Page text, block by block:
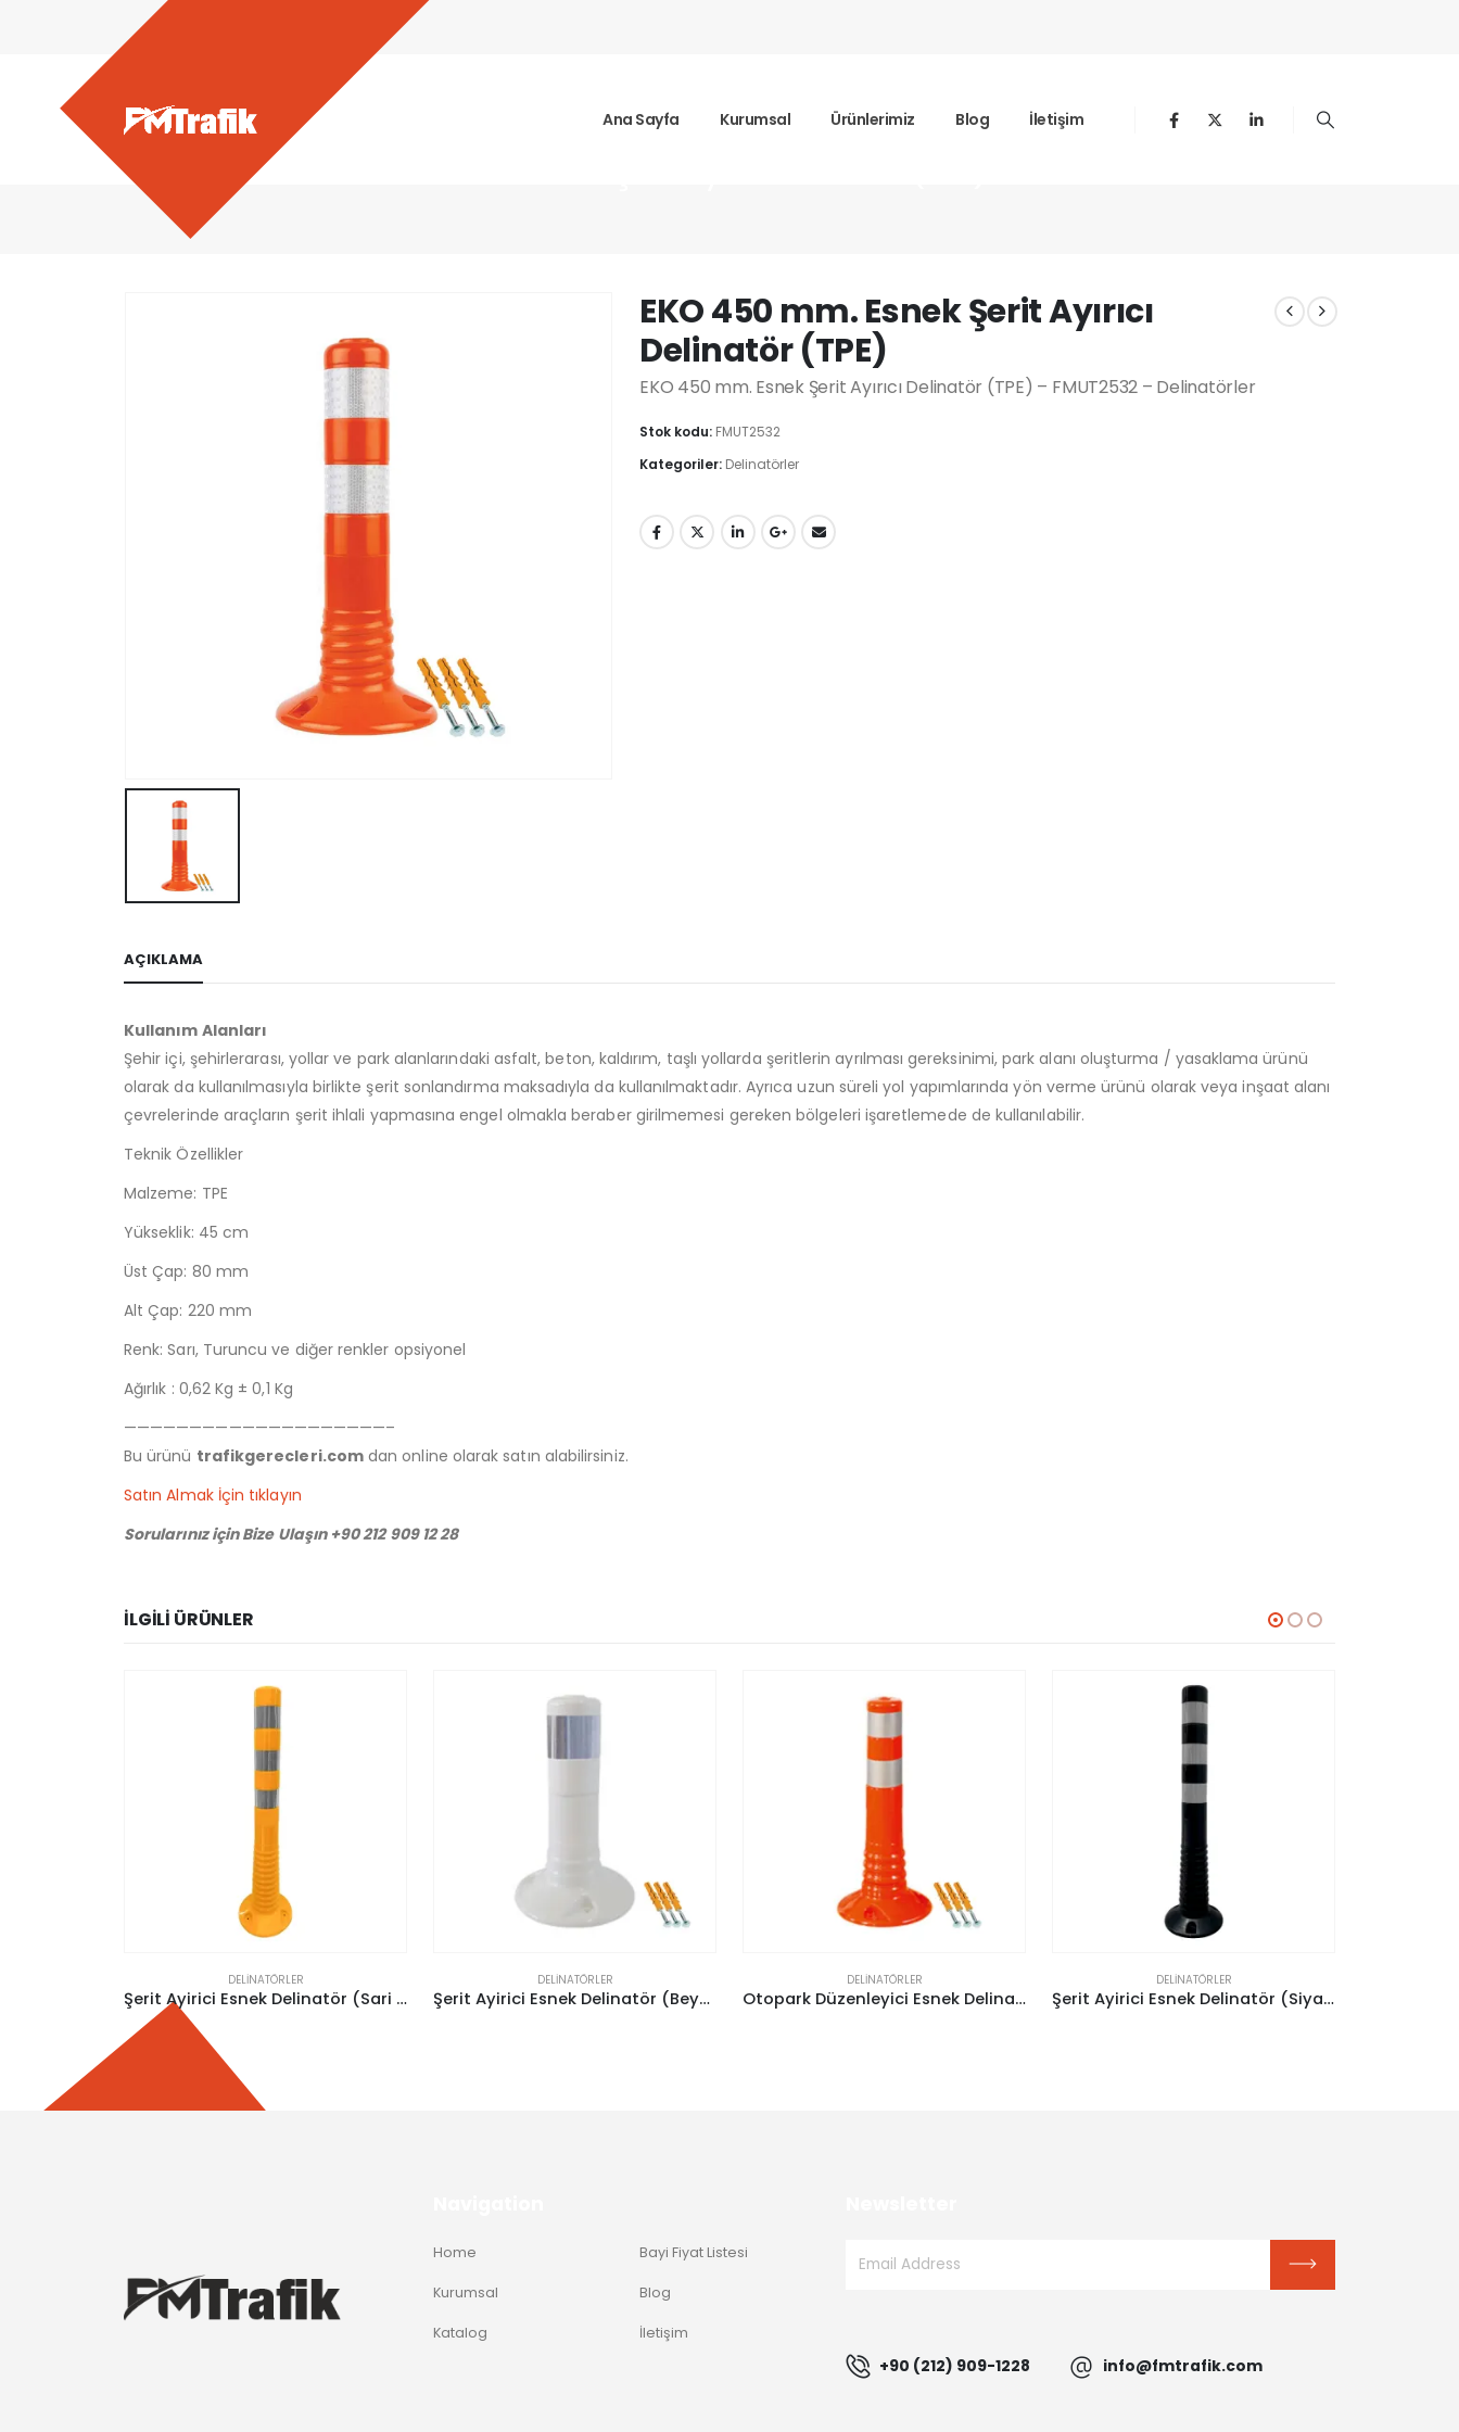
Ana Sayfa Kurumsal Ürünlerimiz Blog İletişim
Ürünlerimiz - EKO 450 mm. Esnek Şerit Ayırıcı Delinatör (TPE)
EKO 450 mm. Esnek Şerit Ayırıcı
Delinatör (TPE)
EKO 450 mm. Esnek Şerit Ayırıcı Delinatör (TPE) – FMUT2532 – Delinatörler
Stok kodu: FMUT2532
Kategoriler: Delinatörler
AÇIKLAMA
Kullanım Alanları
Şehir içi, şehirlerarası, yollar ve park alanlarındaki asfalt, beton, kaldırım, taşlı yollarda şeritlerin ayrılması gereksinimi, park alanı oluşturma / yasaklama ürünü
olarak da kullanılmasıyla birlikte şerit sonlandırma maksadıyla da kullanılmaktadır. Ayrıca uzun süreli yol yapımlarında yön verme ürünü olarak veya inşaat alanı
çevrelerinde araçların şerit ihlali yapmasına engel olmakla beraber girilmemesi gereken bölgeleri işaretlemede de kullanılabilir.
Teknik Özellikler
Malzeme: TPE
Yükseklik: 45 cm
Üst Çap: 80 mm
Alt Çap: 220 mm
Renk: Sarı, Turuncu ve diğer renkler opsiyonel
Ağırlık : 0,62 Kg ± 0,1 Kg
————————————————————–
Bu ürünü trafikgerecleri.comdan online olarak satın alabilirsiniz.
Satın Almak İçin tıklayın
Sorularınız için Bize Ulaşın +90 212 909 12 28
İLGILI ÜRÜNLER
DELINATÖRLER
Şerit Ayirici Esnek Delinatör (Beyaz 30Cm)
DELINATÖRLER
Otopark Düzenleyici Esnek Delinatör (45Cm) – (Tpe)
DELINATÖRLER
Şerit Ayirici Esnek Delinatör (Siyah 75Cm)
DELINATÖRLER
Esnek Şerit Ayırıcı Eko Delinatör 73 cm
Home
Kurumsal
Katalog
Bayi Fiyat Listesi
Blog
İletişim
+90 (212) 909-1228 info@fmtrafik.com